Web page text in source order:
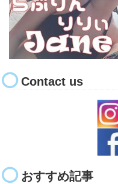
Contact us
おすすめ記事